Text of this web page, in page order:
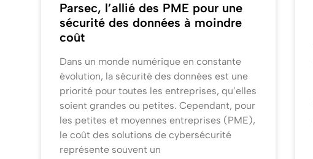
Parsec, l’allié des PME pour une
sécurité des données à moindre
coût
Dans un monde numérique en constante
évolution, la sécurité des données est une
priorité pour toutes les entreprises, qu’elles
soient grandes ou petites. Cependant, pour
les petites et moyennes entreprises (PME),
le coût des solutions de cybersécurité
représente souvent un